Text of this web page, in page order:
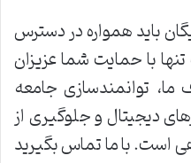
باید همواره در دسترس
با حمایت شما عزیزان
توانمندسازی جامعه
دیجیتال و جلوگیری از
است. با ما تماس بگیرید